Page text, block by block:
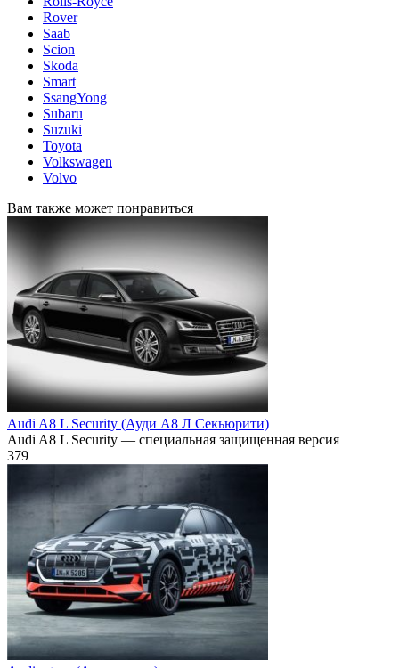
Rover
Saab
Scion
Skoda
Smart
SsangYong
Subaru
Suzuki
Toyota
Volkswagen
Volvo
Вам также может понравиться
Audi A8 L Security (Ауди А8 Л Секьюрити)
Audi A8 L Security — специальная защищенная версия
379